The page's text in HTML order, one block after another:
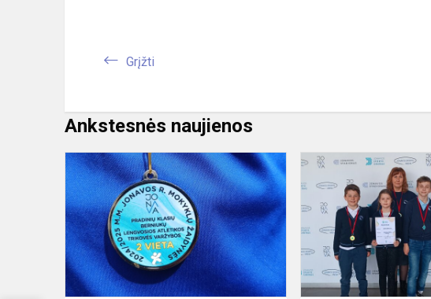
Grįžti
Ankstesnės naujienos
Trikovės
varžybos
2025